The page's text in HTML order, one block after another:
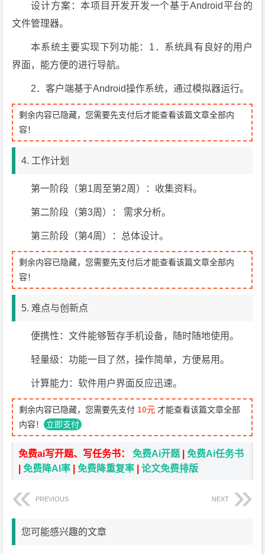
设计方案：本项目开发开发一个基于Android平台的
文件管理器。
本系统主要实现下列功能：1．系统具有良好的用户
界面，能方便的进行导航。
2．客户端基于Android操作系统，通过模拟器运行。
剩余内容已隐藏，您需要先支付后才能查看该篇文章全部内
容！
4. 工作计划
第一阶段（第1周至第2周）：收集资料。
第二阶段（第3周）： 需求分析。
第三阶段（第4周）：总体设计。
剩余内容已隐藏，您需要先支付后才能查看该篇文章全部内
容！
5. 难点与创新点
便携性：文件能够暂存手机设备，随时随地使用。
轻量级：功能一目了然，操作简单，方便易用。
计算能力：软件用户界面反应迅速。
剩余内容已隐藏，您需要先支付 10元 才能查看该篇文章全部
内容！ 立即支付
免费ai写开题、写任务书：免费Ai开题 |免费Ai任务书
|免费降AI率 |免费降重复率 |论文免费排版
PREVIOUS NEXT
您可能感兴趣的文章